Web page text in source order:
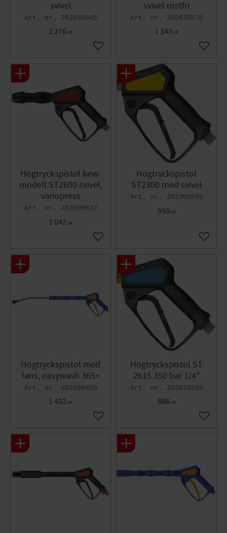
svivel
202600545
1 276 KR
Lägg till i favoriter
svivel rostfri
202635570
1 343 KR
Lägg
Högtryckspistol kew-
modell ST2600 svivel,
variopress
202600632
2 042 KR
Lägg till i favoriter
Högtryckspistol
ST2300 med svivel
202300550
959 KR
Lägg
Högtryckspistol med
lans, easywash 365+
202600950
1 452 KR
Lägg till i favoriter
Högtryckspistol ST
2615 350 bar 1/4"
202615550
888 KR
Lägg